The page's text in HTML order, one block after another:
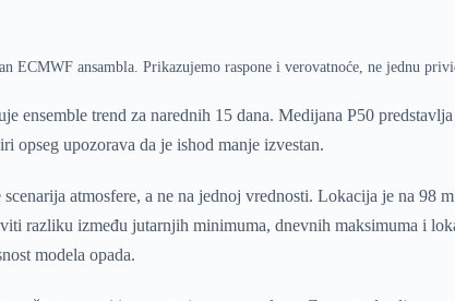
ECMWF ansambla. Prikazujemo raspone i verovatnoće, ne jednu
ensemble trend za narednih 15 dana. Medijana P50
opseg upozorava da je ishod manje izvestan.
atmosfere, a ne na jednoj vrednosti. Lokacija je na
razliku između jutarnjih minimuma, dnevnih maksimuma i
modela opada.